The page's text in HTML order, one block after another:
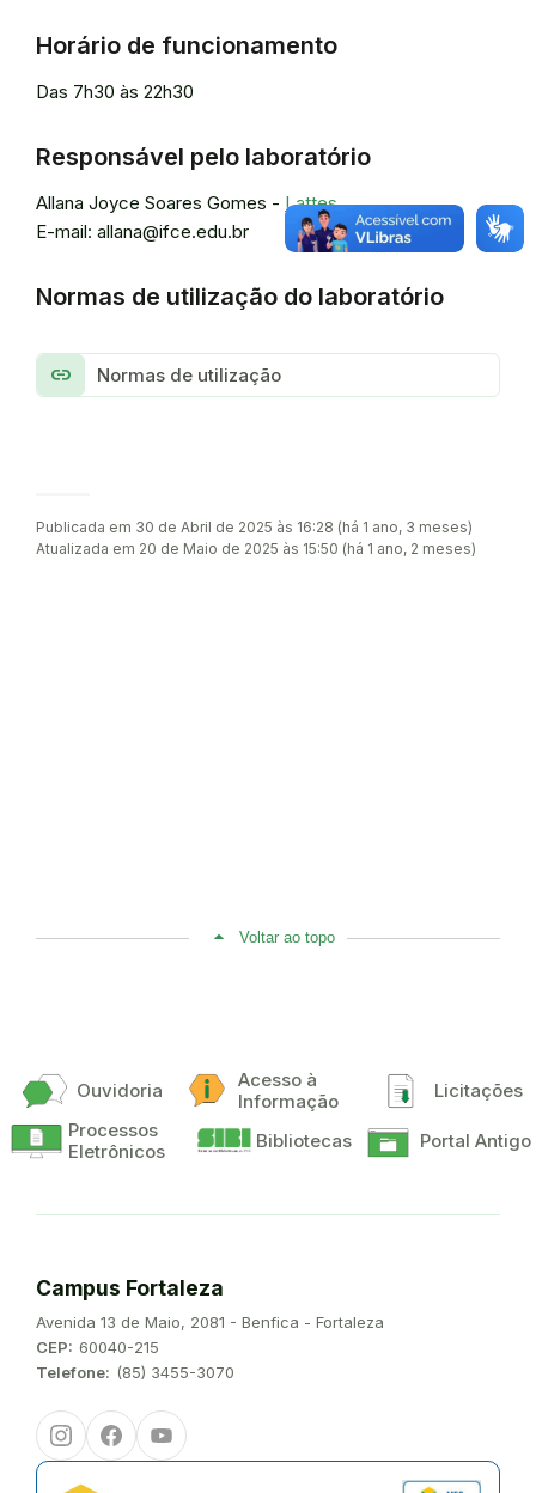
Horário de funcionamento
Das 7h30 às 22h30
Responsável pelo laboratório
Allana Joyce Soares Gomes - Lattes
E-mail: allana@ifce.edu.br
Normas de utilização do laboratório
link Normas de utilização
Publicada em 30 de Abril de 2025 às 16:28 (há 1 ano, 3 meses)
Atualizada em 20 de Maio de 2025 às 15:50 (há 1 ano, 2 meses)
Voltar ao topo
Ouvidoria
Acesso à
Informação
Licitações
Processos
Eletrônicos
Bibliotecas Portal Antigo
Campus Fortaleza
Endereço:
Avenida 13 de Maio, 2081 - Benfica - Fortaleza
CEP: 60040-215
Telefone: (85) 3455-3070
InstagramFacebookYoutube